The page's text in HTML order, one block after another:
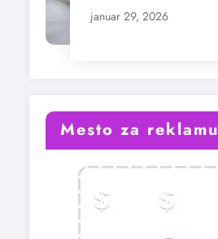
januar 29, 2026
Mesto za reklamu